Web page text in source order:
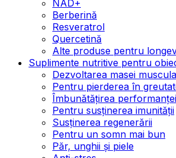
NAD+
Berberină
Resveratrol
Quercetină
Alte produse pentru
Suplimente nutritive pentru
Dezvoltarea masei
Pentru pierderea în
Îmbunătățirea performanței
Pentru susținerea imunității
Susținerea regenerării
Pentru un somn mai bun
Păr, unghii și piele